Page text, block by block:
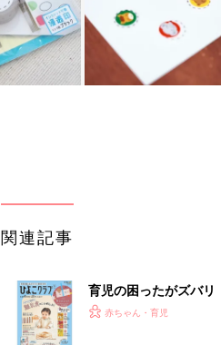
関連記事
育児の困ったがズバリ
『ひよこクラブ 秋号
赤ちゃん・育児